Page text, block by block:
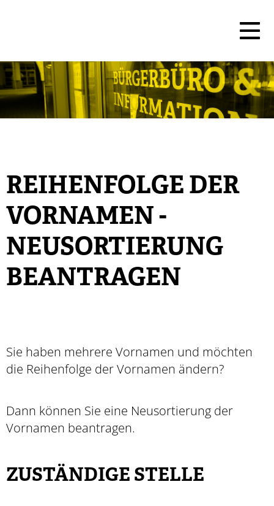
REIHENFOLGE DER
VORNAMEN -
NEUSORTIERUNG
BEANTRAGEN
Sie haben mehrere Vornamen und möchten
die Reihenfolge der Vornamen ändern?
Dann können Sie eine Neusortierung der
Vornamen beantragen.
ZUSTÄNDIGE STELLE